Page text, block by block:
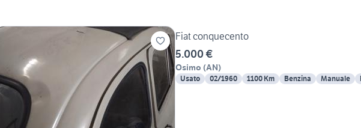
Fiat conquecento
5.000 €
Osimo (AN)
Usato 02/1960 1100 Km Benzina Manuale